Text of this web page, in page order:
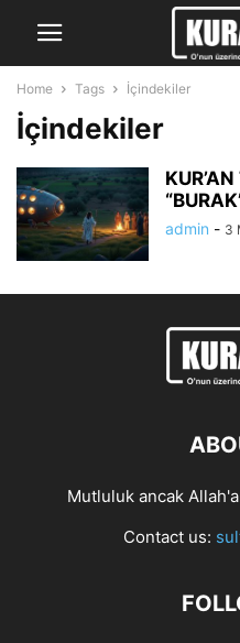
Home Tags İçindekiler
İçindekiler
admin - 3
Mutluluk ancak
Contact us: